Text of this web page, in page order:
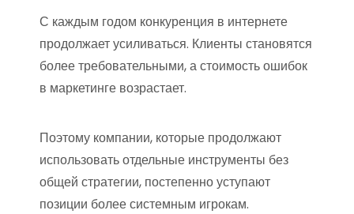
С каждым годом конкуренция в интернете
продолжает усиливаться. Клиенты становятся
более требовательными, а стоимость ошибок
в маркетинге возрастает.
Поэтому компании, которые продолжают
использовать отдельные инструменты без
общей стратегии, постепенно уступают
позиции более системным игрокам.